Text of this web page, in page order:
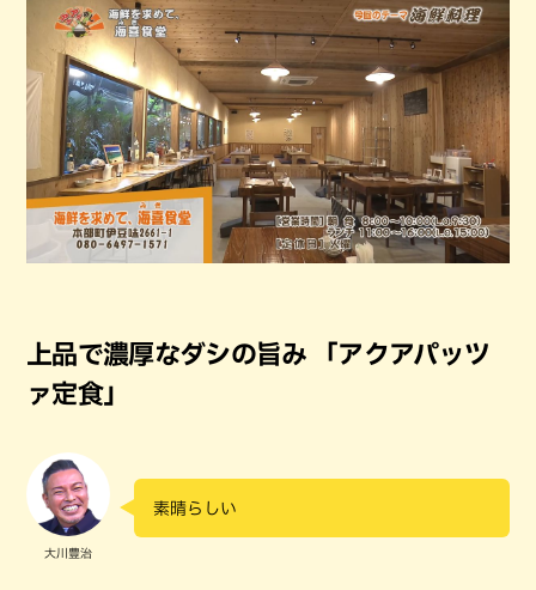
上品で濃厚なダシの旨み 「アクアパッツ
ァ定食」
大川豊治
素晴らしい